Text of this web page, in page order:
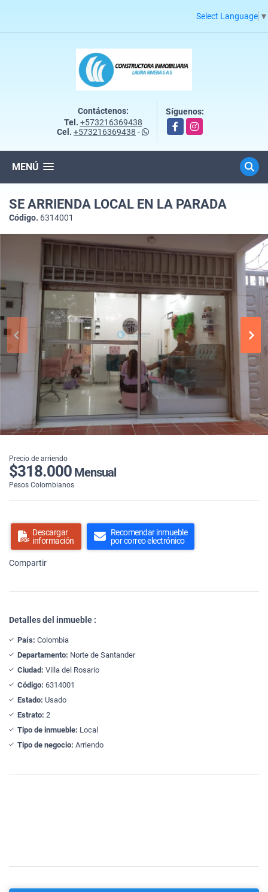
Select Language ▼
Contáctenos:
Tel. +573216369438
Cel. +573216369438 -
Síguenos:
FacebookInstagram
MENÚ
SE ARRIENDA LOCAL EN LA PARADA
Código. 6314001
Precio de arriendo
$318.000 Mensual
Pesos Colombianos
Descargar
información
Recomendar inmueble
por correo electrónico
Compartir
Detalles del inmueble :
País: Colombia
Departamento: Norte de Santander
Ciudad: Villa del Rosario
Código: 6314001
Estado: Usado
Estrato: 2
Tipo de inmueble: Local
Tipo de negocio: Arriendo